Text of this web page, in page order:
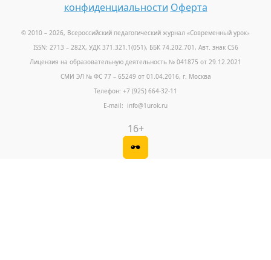
конфиденциальности Оферта
© 2010 – 2026, Всероссийский педагогический журнал «Современный урок»
ISSN: 2713 – 282X, УДК 371.321.1(051), ББК 74.202.701, Авт. знак С56
Лицензия на образовательную деятельность № 041875 от 29.12.2021
СМИ ЭЛ № ФС 77 – 65249 от 01.04.2016, г. Москва
Телефон: +7 (925) 664-32-11
E-mail: info@1urok.ru
16+